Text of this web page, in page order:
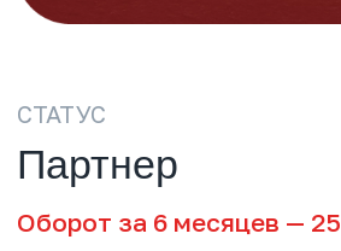
Экспресс» регулярно становится
на нас основные продажи.
Вы — наше сокровище. Вы — наша
драгоценность! Спасибо, что вы с
нами!